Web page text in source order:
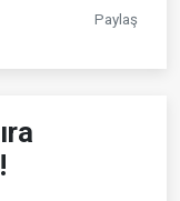
Paylaş